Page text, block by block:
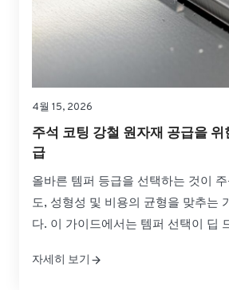
4월 15, 2026
주석 코팅 강철 원자재 공급을 위
급
올바른 템퍼 등급을 선택하는 것이
도, 성형성 및 비용의 균형을 맞추는
다. 이 가이드에서는 템퍼 선택이 딥
드 타임을 확보할 수 있도록 성능을
자세히 보기